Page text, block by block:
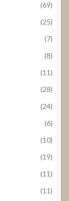
(69)
(25)
(7)
(8)
(11)
(28)
(24)
(6)
(10)
(19)
(11)
(11)